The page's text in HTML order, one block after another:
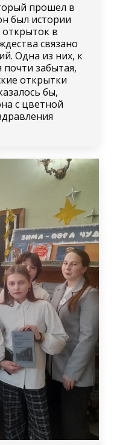
прошел в
был истории
открыток в
связано
Одна из них, к
забытая,
открытки
бы,
с цветной